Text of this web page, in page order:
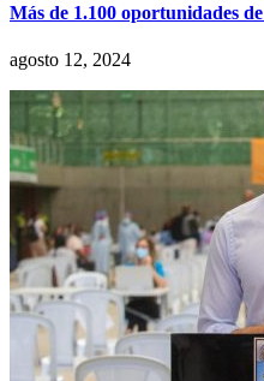
Más de 1.100 oportunidades
agosto 12, 2024